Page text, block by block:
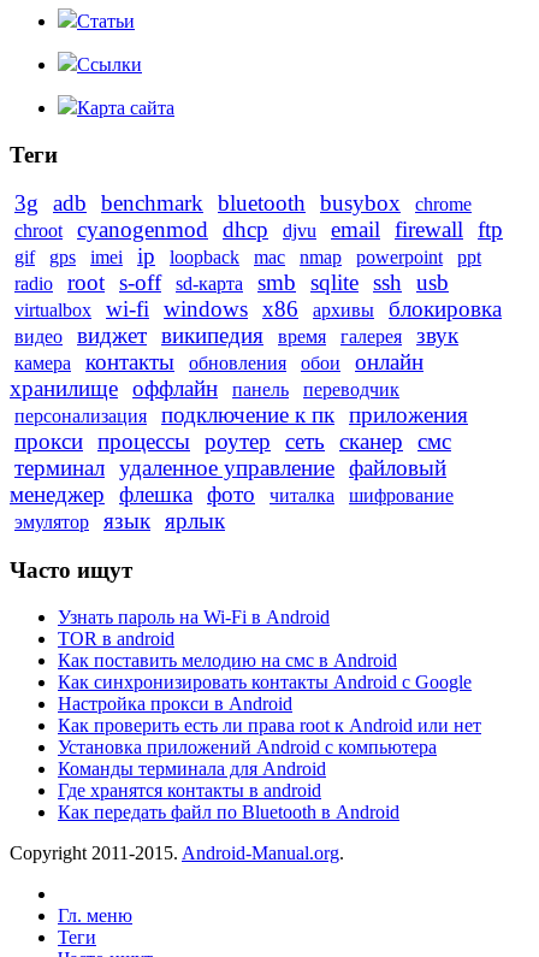
Статьи
Ссылки
Карта сайта
Теги
3g
adb benchmark bluetooth busybox
chrome
chroot
cyanogenmod dhcp djvu email firewall ftp
gif gps imei ip loopback mac nmap powerpoint
ppt
radio
root s-off sd-карта smb sqlite ssh usb
virtualbox wi-fi windows x86 архивы блокировка
видео виджет википедия время галерея звук
камера контакты обновления обои
онлайн
хранилище оффлайн панель
переводчик
персонализация
подключение к пк приложения
прокси процессы роутер сеть сканер
смс
терминал удаленное управление файловый
менеджер
флешка фото читалка
шифрование
эмулятор
язык ярлык
Часто ищут
Узнать пароль на Wi-Fi в Android
TOR в android
Как поставить мелодию на смс в Android
Как синхронизировать контакты Android с Google
Настройка прокси в Android
Как проверить есть ли права root к Android или нет
Установка приложений Android с компьютера
Команды терминала для Android
Где хранятся контакты в android
Как передать файл по Bluetooth в Android
Copyright 2011-2015. Android-Manual.org.
Гл. меню
Теги